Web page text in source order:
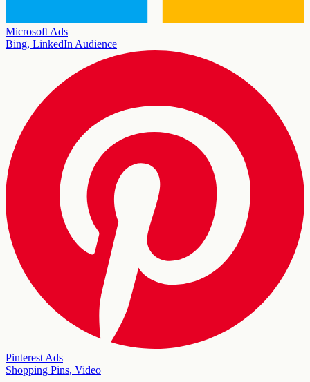
Microsoft Ads
Bing, LinkedIn Audience
Pinterest Ads
Shopping Pins, Video